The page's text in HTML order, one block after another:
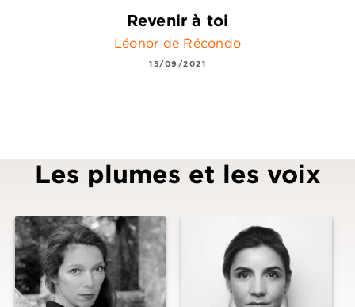
Revenir à toi
Léonor de Récondo
15/09/2021
Les plumes et les voix